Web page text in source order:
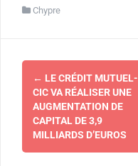
Chypre
Navigation
d'article
← LE CRÉDIT MUTUEL-
CIC VA RÉALISER UNE
AUGMENTATION DE
CAPITAL DE 3,9
MILLIARDS D’EUROS